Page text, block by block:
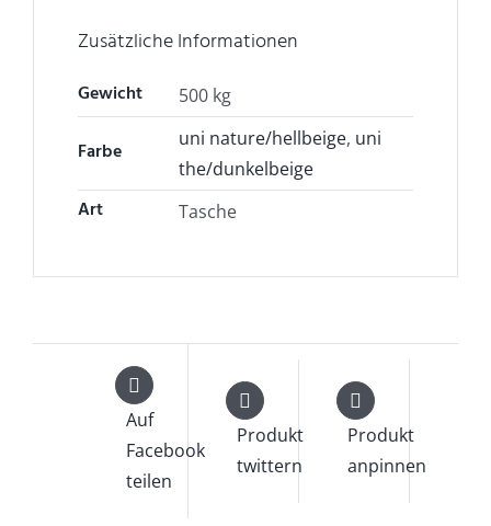
Zusätzliche Informationen
Gewicht 500 kg
Farbe uni nature/hellbeige, uni
the/dunkelbeige
Art Tasche
Auf
Facebook
teilen
Produkt
twittern
Produkt
anpinnen